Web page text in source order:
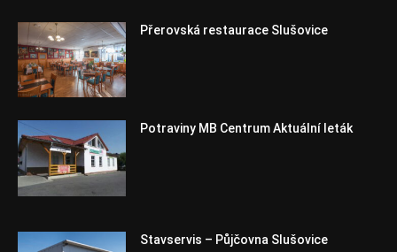
Přerovská restaurace Slušovice
Potraviny MB Centrum Aktuální leták
Stavservis – Půjčovna Slušovice